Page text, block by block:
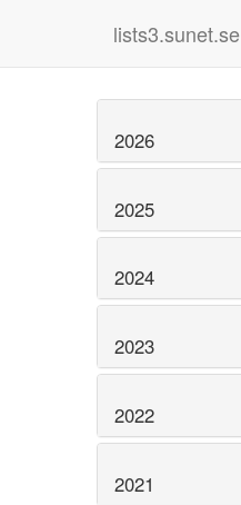
lists3.sunet.se
2026
2025
2024
2023
2022
2021